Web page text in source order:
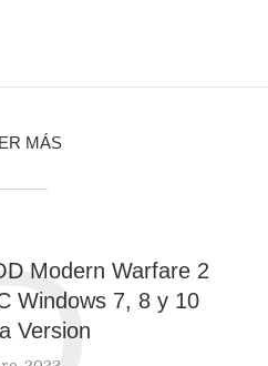
MÁS
Modern Warfare 2
Windows 7, 8 y 10
Version